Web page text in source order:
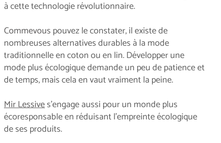
à cette technologie révolutionnaire.
Commevous pouvez le constater, il existe de
nombreuses alternatives durables à la mode
traditionnelle en coton ou en lin. Développer une
mode plus écologique demande un peu de patience et
de temps, mais cela en vaut vraiment la peine.
Mir Lessives’engage aussi pour un monde plus
écoresponsable en réduisant l’empreinte écologique
de ses produits.